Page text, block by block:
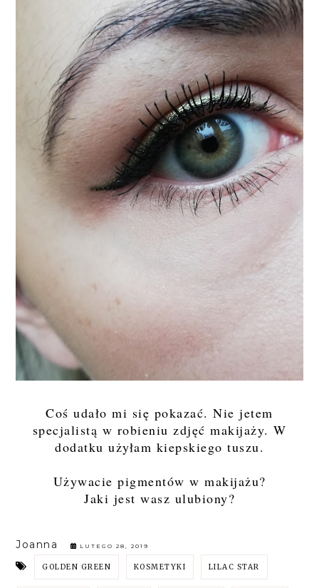
Coś udało mi się pokazać. Nie jetem
specjalistą w robieniu zdjęć makijaży. W
dodatku użyłam kiepskiego tuszu.
Używacie pigmentów w makijażu?
Jaki jest wasz ulubiony?
Joanna LUTEGO 28, 2019
GOLDEN GREEN KOSMETYKI LILAC STAR